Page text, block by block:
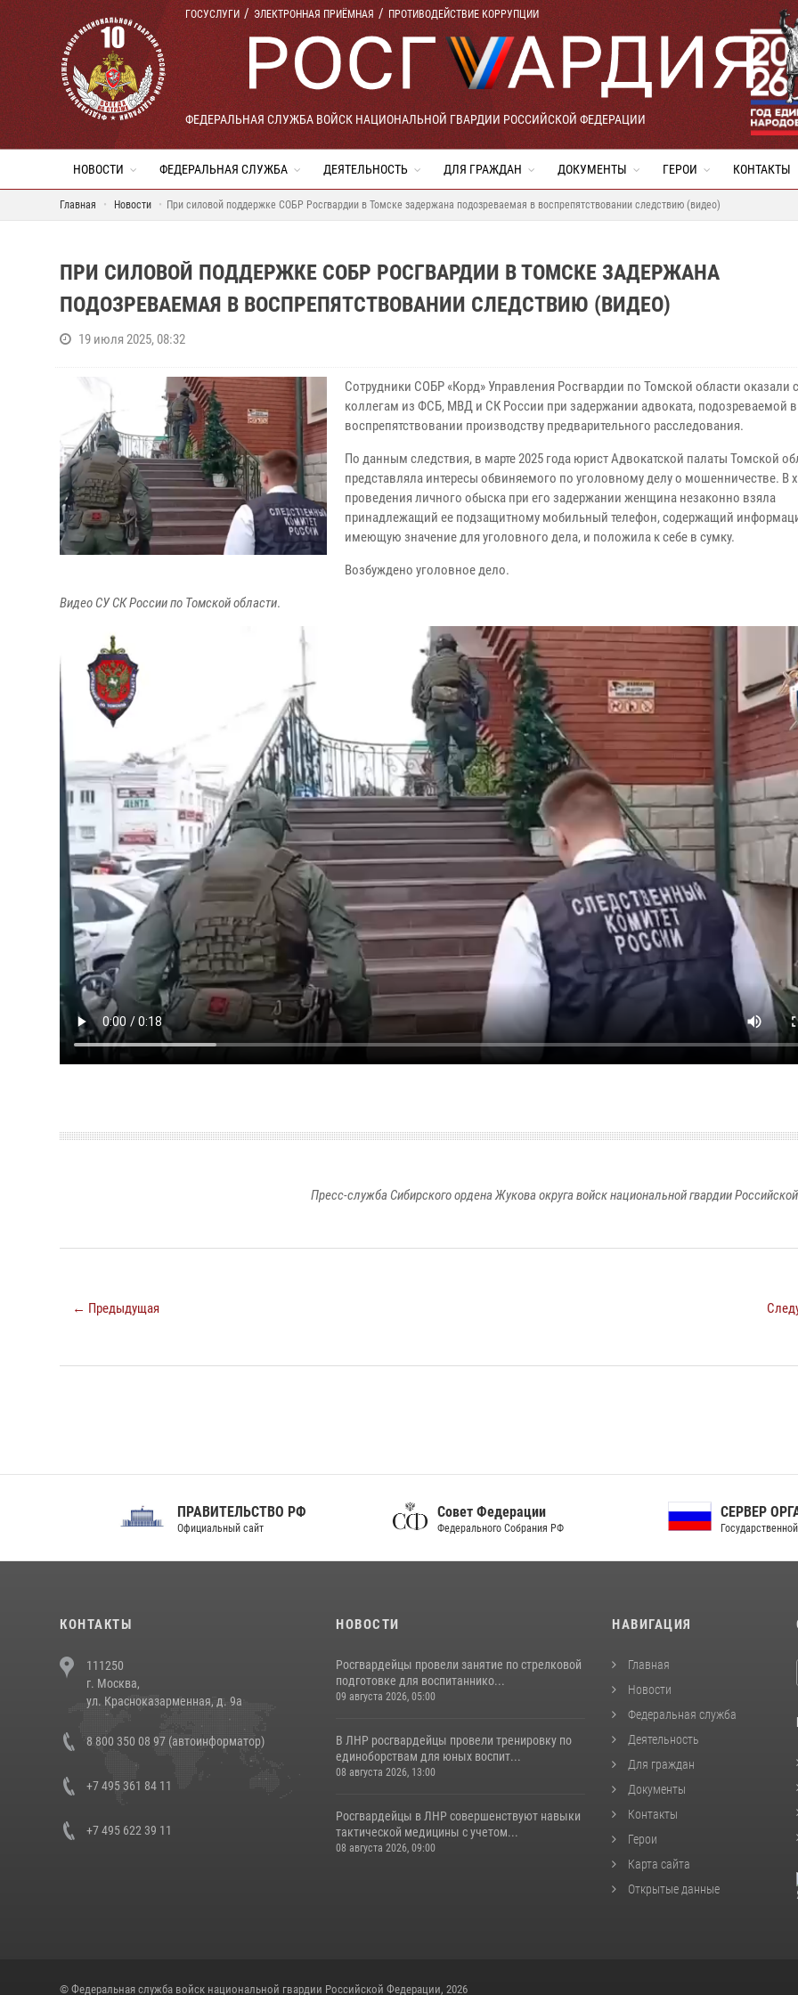
ГОСУСЛУГИ ЭЛЕКТРОННАЯ ПРИЁМНАЯ ПРОТИВОДЕЙСТВИЕ КОРРУПЦИИ
ФЕДЕРАЛЬНАЯ СЛУЖБА ВОЙСК НАЦИОНАЛЬНОЙ ГВАРДИИ РОССИЙСКОЙ ФЕДЕРАЦИИ
НОВОСТИ ФЕДЕРАЛЬНАЯ СЛУЖБА ДЕЯТЕЛЬНОСТЬ ДЛЯ ГРАЖДАН ДОКУМЕНТЫ ГЕРОИ КОНТАКТЫ
Главная Новости При силовой поддержке СОБР Росгвардии в Томске задержана подозреваемая в воспрепятствовании следствию (видео)
ПРИ СИЛОВОЙ ПОДДЕРЖКЕ СОБР РОСГВАРДИИ В ТОМСКЕ ЗАДЕРЖАНА
ПОДОЗРЕВАЕМАЯ В ВОСПРЕПЯТСТВОВАНИИ СЛЕДСТВИЮ (ВИДЕО)
19 июля 2025, 08:32
Сотрудники СОБР «Корд» Управления Росгвардии по Томской области оказали
коллегам из ФСБ, МВД и СК России при задержании адвоката, подозреваемой в
воспрепятствовании производству предварительного расследования.
По данным следствия, в марте 2025 года юрист Адвокатской палаты Томской
представляла интересы обвиняемого по уголовному делу о мошенничестве. В
проведения личного обыска при его задержании женщина незаконно взяла
принадлежащий ее подзащитному мобильный телефон, содержащий
имеющую значение для уголовного дела, и положила к себе в сумку.
Возбуждено уголовное дело.
Видео СУ СК России по Томской области.
Пресс-служба Сибирского ордена Жукова округа войск национальной гвардии
← Предыдущая
ПРАВИТЕЛЬСТВО РФ
Официальный сайт
Совет Федерации
Федерального Собрания РФ
СЕРВЕР ОРГАНОВ
Государственной власти РФ
КОНТАКТЫ
111250
г. Москва,
ул. Красноказарменная, д. 9а
8 800 350 08 97 (автоинформатор)
+7 495 361 84 11
+7 495 622 39 11
НОВОСТИ
Росгвардейцы провели занятие по стрелковой
подготовке для воспитаннико...
09 августа 2026, 05:00
В ЛНР росгвардейцы провели тренировку по
единоборствам для юных воспит...
08 августа 2026, 13:00
Росгвардейцы в ЛНР совершенствуют навыки
тактической медицины с учетом...
08 августа 2026, 09:00
НАВИГАЦИЯ
Главная
Новости
Федеральная служба
Деятельность
Для граждан
Документы
Контакты
Герои
Карта сайта
Открытые данные
© Федеральная служба войск национальной гвардии Российской Федерации, 2026